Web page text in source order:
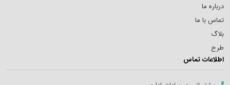
درباره ما
تماس با ما
بلاگ
طرح
اطلاعات تماس